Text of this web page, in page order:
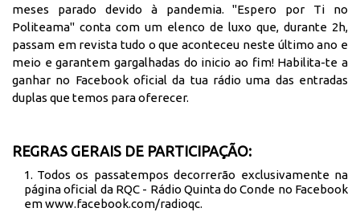
meses parado devido à pandemia."Espero por Ti no
Politeama" conta com um elenco de luxo que, durante 2h,
passam em revista tudo o que aconteceu neste último ano e
meio e garantem gargalhadas do inicio ao fim! Habilita-te a
ganhar no Facebook oficial da tua rádio uma das entradas
duplas que temos para oferecer.
REGRAS GERAIS DE PARTICIPAÇÃO:
Todos os passatempos decorrerão exclusivamente na
página oficial da RQC - Rádio Quinta do Conde no Facebook
emwww.facebook.com/radioqc.